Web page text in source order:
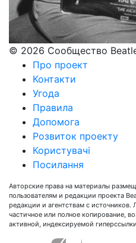
© 2026 Сообщество
Про проект
Контакти
Угода
Правила
Допомога
Розвиток проекту
Користувачі
Посилання
Авторские права на материалы
пользователям и редакции проекта
редакции и агентствам с источников.
частичное или полное копирование,
активной, индексируемой